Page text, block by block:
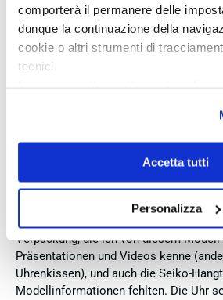
comporterà il permanere delle
dunque la continuazione della
cookie o altri strumenti di
tecnici.
Se vuoi saperne di più consulta la
Accetta tutti
Personalizza
Acquirente verificato
02 Agosto 2026
hervorheben möchte ich den
Dennoch vergebe ich 4 statt 5 Sterne,
meinen Erwartungen an einen
entsprach. Die Uhr kam ohne die
Verpackung, die ich von diesem
Präsentationen und Videos kenne
Uhrenkissen), und auch die Seiko-
Modellinformationen fehlten. Die Uhr